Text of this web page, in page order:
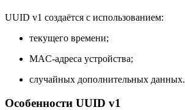
UUID v1 создаётся с использованием:
текущего времени;
MAC-адреса устройства;
случайных дополнительных данных.
Особенности UUID v1